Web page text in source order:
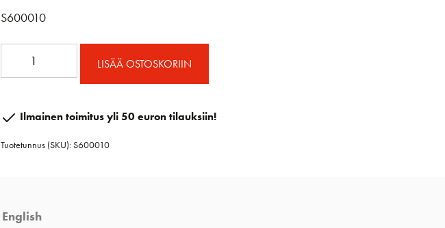
S600010
lukkoon
LISÄÄ OSTOSKORIIN
Ilmainen toimitus yli 50 euron tilauksiin!
Tuotetunnus (SKU):S600010
English